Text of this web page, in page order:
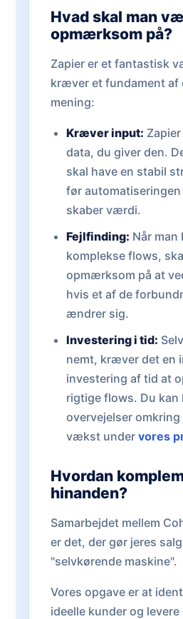
Hvad skal man
opmærksom på?
Zapier er et fantastisk
kræver et fundament af
mening:
Kræver input:
data, du giver den.
skal have en stabil
før
skaber værdi.
Fejlfinding: Når man
komplekse flows,
opmærksom på at
hvis et af de
ændrer sig.
Investering i tid:
nemt, kræver det en
investering af tid at
rigtige flows. Du kan
overvejelser
vækst under vores
Hvordan
hinanden?
Samarbejdet mellem
er det, der gør jeres
"selvkørende maskine".
Vores opgave er at
ideelle kunder og